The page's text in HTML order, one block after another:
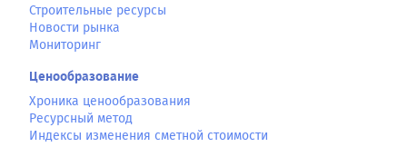
Строительные ресурсы
Новости рынка
Мониторинг
Ценообразование
Хроника ценообразования
Ресурсный метод
Индексы изменения сметной стоимости